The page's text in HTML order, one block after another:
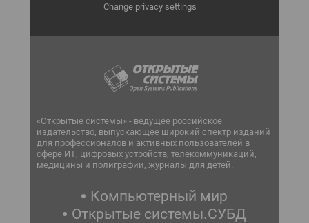
Change privacy settings
«Открытые системы» - ведущее российское
издательство, выпускающее широкий спектр изданий
для профессионалов и активных пользователей в
сфере ИТ, цифровых устройств, телекоммуникаций,
медицины и полиграфии, журналы для детей.
Компьютерный мир
Открытые системы.СУБД